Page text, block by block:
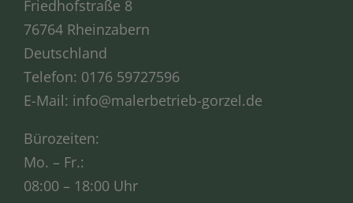
Friedhofstraße 8
76764 Rheinzabern
Deutschland
Telefon: 0176 59727596
E-Mail: info@malerbetrieb-gorzel.de
Bürozeiten:
Mo. – Fr.:
08:00 – 18:00 Uhr